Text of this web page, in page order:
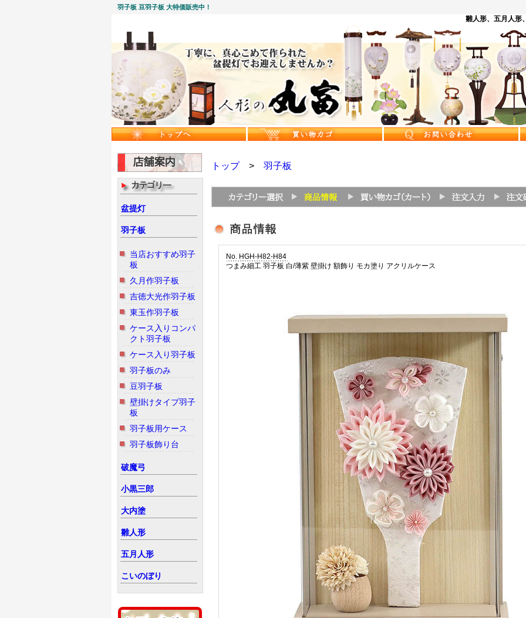
羽子板 豆羽子板 大特価販売中！
雛人形、五月人形
盆提灯
羽子板
当店おすすめ羽子
板
久月作羽子板
吉徳大光作羽子板
東玉作羽子板
ケース入りコンパ
クト羽子板
ケース入り羽子板
羽子板のみ
豆羽子板
壁掛けタイプ羽子
板
羽子板用ケース
羽子板飾り台
破魔弓
小黒三郎
大内塗
雛人形
五月人形
こいのぼり
トップ> 羽子板
No. HGH-H82-H84
つまみ細工 羽子板 白/薄紫 壁掛け 額飾り モカ塗り アクリルケース